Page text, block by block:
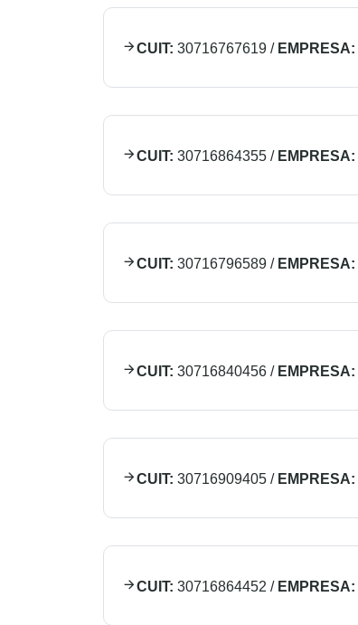
CUIT: 30716767619 / EMPRESA:
CUIT: 30716864355 / EMPRESA:
CUIT: 30716796589 / EMPRESA:
CUIT: 30716840456 / EMPRESA:
CUIT: 30716909405 / EMPRESA:
CUIT: 30716864452 / EMPRESA: